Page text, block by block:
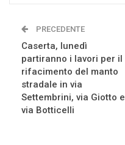
PRECEDENTE
Caserta, lunedì
partiranno i lavori per il
rifacimento del manto
stradale in via
Settembrini, via Giotto e
via Botticelli